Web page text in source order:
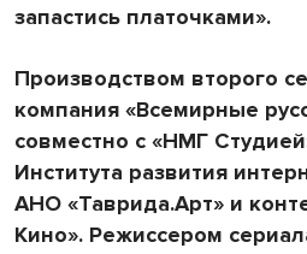
запастись платочками».
Производством второго
компания «Всемирные
совместно с «НМГ
Института развития
АНО «Таврида.Арт» и
Кино». Режиссером